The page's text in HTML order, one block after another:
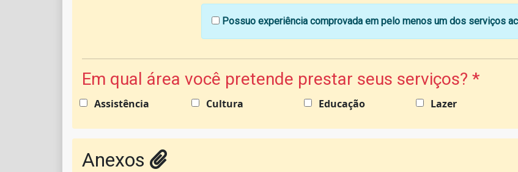
Possuo experiência comprovada em pelo menos um dos serviços
Em qual área você pretende prestar seus serviços? *
Assistência Cultura Educação Lazer
Anexos